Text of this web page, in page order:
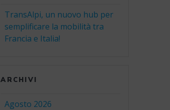
TransAlpi, un nuovo hub per
semplificare la mobilità tra
Francia e Italia!
ARCHIVI
Agosto 2026